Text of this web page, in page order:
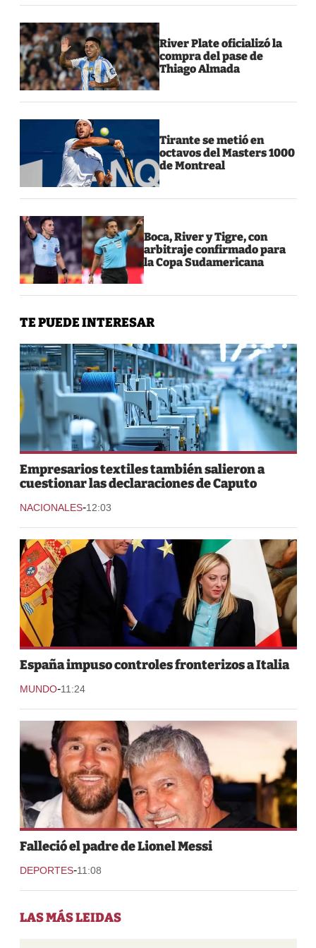
River Plate oficializó la
compra del pase de
Thiago Almada
Tirante se metió en
octavos del Masters 1000
de Montreal
Boca, River y Tigre, con
arbitraje confirmado para
la Copa Sudamericana
TE PUEDE INTERESAR
Empresarios textiles también salieron a
cuestionar las declaraciones de Caputo
NACIONALES-12:03
España impuso controles fronterizos a Italia
MUNDO-11:24
Falleció el padre de Lionel Messi
DEPORTES-11:08
LAS MÁS LEIDAS